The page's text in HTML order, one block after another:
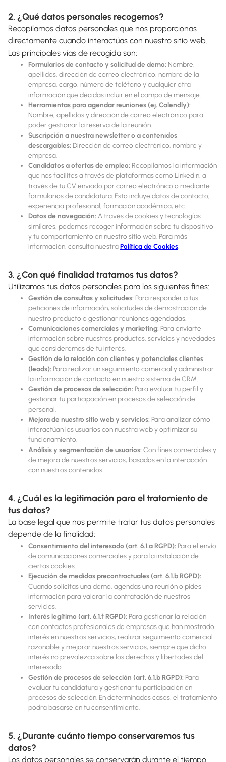
2. ¿Qué datos personales recogemos?
Recopilamos datos personales que nos proporcionas
directamente cuando interactúas con nuestro sitio web.
Las principales vías de recogida son:
Formularios de contacto y solicitud de demo: Nombre,
apellidos, dirección de correo electrónico, nombre de la
empresa, cargo, número de teléfono y cualquier otra
información que decidas incluir en el campo de mensaje.
Herramientas para agendar reuniones (ej. Calendly):
Nombre, apellidos y dirección de correo electrónico para
poder gestionar la reserva de la reunión.
Suscripción a nuestra newsletter o a contenidos
descargables: Dirección de correo electrónico, nombre y
empresa.
Candidatos a ofertas de empleo: Recopilamos la información
que nos facilites a través de plataformas como LinkedIn, a
través de tu CV enviado por correo electrónico o mediante
formularios de candidatura. Esto incluye datos de contacto,
experiencia profesional, formación académica, etc.
Datos de navegación: A través de cookies y tecnologías
similares, podemos recoger información sobre tu dispositivo
y tu comportamiento en nuestro sitio web. Para más
información, consulta nuestraPolítica de Cookies
3. ¿Con qué finalidad tratamos tus datos?
Utilizamos tus datos personales para los siguientes fines:
Gestión de consultas y solicitudes: Para responder a tus
peticiones de información, solicitudes de demostración de
nuestro producto o gestionar reuniones agendadas.
Comunicaciones comerciales y marketing: Para enviarte
información sobre nuestros productos, servicios y novedades
que consideremos de tu interés.
Gestión de la relación con clientes y potenciales clientes
(leads): Para realizar un seguimiento comercial y administrar
la información de contacto en nuestro sistema de CRM.
Gestión de procesos de selección: Para evaluar tu perfil y
gestionar tu participación en procesos de selección de
personal.
Mejora de nuestro sitio web y servicios: Para analizar cómo
interactúan los usuarios con nuestra web y optimizar su
funcionamiento.
Análisis y segmentación de usuarios: Con fines comerciales y
de mejora de nuestros servicios, basados en la interacción
con nuestros contenidos.
4. ¿Cuál es la legitimación para el tratamiento de
tus datos?
La base legal que nos permite tratar tus datos personales
depende de la finalidad:
Consentimiento del interesado (art. 6.1.a RGPD): Para el envío
de comunicaciones comerciales y para la instalación de
ciertas cookies.
Ejecución de medidas precontractuales (art. 6.1.b RGPD):
Cuando solicitas una demo, agendas una reunión o pides
información para valorar la contratación de nuestros
servicios.
Interés legítimo (art. 6.1.f RGPD): Para gestionar la relación
con contactos profesionales de empresas que han mostrado
interés en nuestros servicios, realizar seguimiento comercial
razonable y mejorar nuestros servicios, siempre que dicho
interés no prevalezca sobre los derechos y libertades del
interesado
Gestión de procesos de selección (art. 6.1.b RGPD): Para
evaluar tu candidatura y gestionar tu participación en
procesos de selección. En determinados casos, el tratamiento
podrá basarse en tu consentimiento.
5. ¿Durante cuánto tiempo conservaremos tus
datos?
Los datos personales se conservarán durante el tiempo